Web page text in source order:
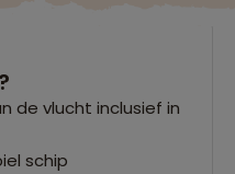
de vlucht inclusief in
schip